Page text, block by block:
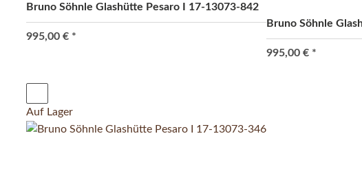
Bruno Söhnle Glashütte Pesaro I 17-13073-842
995,00 € *
Bruno Söhnle
995,00 € *
Auf Lager